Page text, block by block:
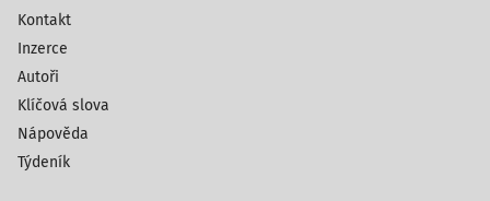
Kontakt
Inzerce
Autoři
Klíčová slova
Nápověda
Týdeník